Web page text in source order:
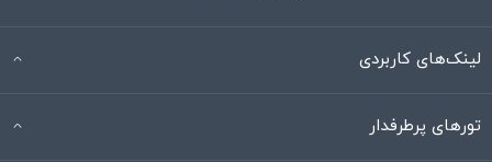
لینک‌های کاربردی
تورهای پرطرفدار